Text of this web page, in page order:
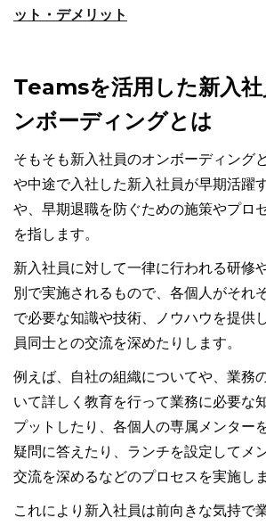
ット・デメリット
Teamsを活用した新入社
ンボーディングとは
そもそも新入社員のオンボーディング
や中途で入社した新入社員が早期活躍
や、早期退職を防ぐための施策やプロ
を指します。
新入社員に対して一律に行われる研修
別で実施されるもので、各個人がそれ
で必要な知識や技術、ノウハウを提供
員同士との交流を深めたりします。
例えば、自社の組織についてや、業務
いて詳しく教育を行って業務に必要な
プットしたり、各個人の専属メンター
疑問に答えたり、ランチを設定してメ
交流を深めるなどのプロセスを実施しま
これにより新入社員は前向きな気持で